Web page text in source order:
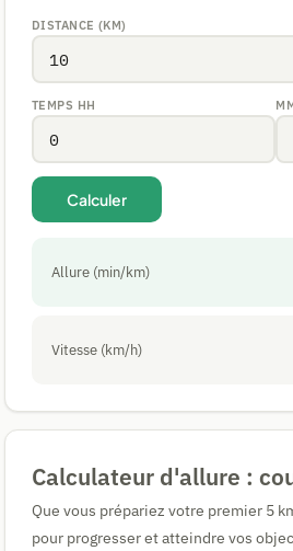
DISTANCE (KM)
TEMPS HH
Calculer
Allure (min/km)
Vitesse (km/h)
Calculateur d'allure :
Que vous prépariez votre premier 5
pour progresser et atteindre vos